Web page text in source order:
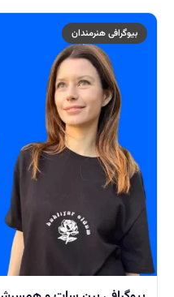
بیوگرافی هنرمندان